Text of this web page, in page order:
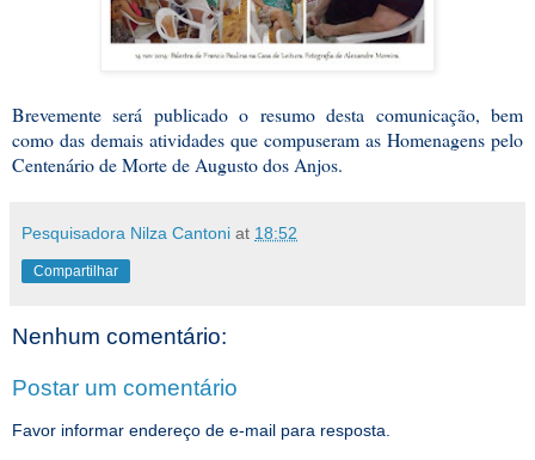
Brevemente será publicado o resumo desta comunicação, bem
como das demais atividades que compuseram as Homenagens pelo
Centenário de Morte de Augusto dos Anjos.
Pesquisadora Nilza Cantoni at 18:52
Compartilhar
Nenhum comentário:
Postar um comentário
Favor informar endereço de e-mail para resposta.